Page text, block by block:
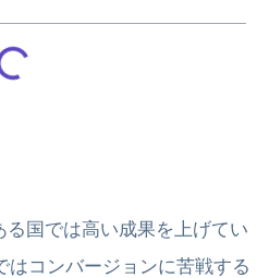
国では高い成果を上げてい
はコンバージョンに苦戦する